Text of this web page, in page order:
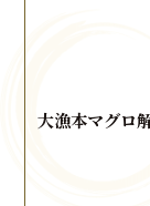
大漁本マグロ